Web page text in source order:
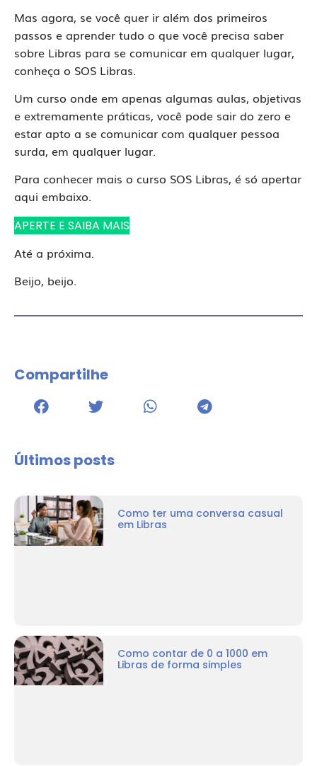
Mas agora, se você quer ir além dos primeiros
passos e aprender tudo o que você precisa saber
sobre Libras para se comunicar em qualquer lugar,
conheça o SOS Libras.
Um curso onde em apenas algumas aulas, objetivas
e extremamente práticas, você pode sair do zero e
estar apto a se comunicar com qualquer pessoa
surda, em qualquer lugar.
Para conhecer mais o curso SOS Libras, é só apertar
aqui embaixo.
APERTE E SAIBA MAIS
Até a próxima.
Beijo, beijo.
Compartilhe
Últimos posts
Como ter uma conversa casual
em Libras
Como contar de 0 a 1000 em
Libras de forma simples